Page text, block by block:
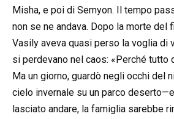
Misha, e poi di Semyon. Il tempo
non se ne andava. Dopo la morte del
Vasily aveva quasi perso la voglia di
si perdevano nel caos: «Perché tutto
Ma un giorno, guardò negli occhi del
cielo invernale su un parco
lasciato andare, la famiglia sarebbe